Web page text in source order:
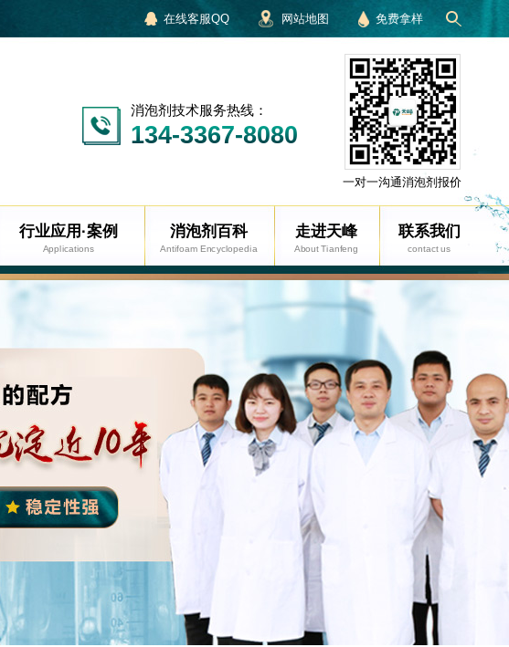
在线客服QQ 网站地图 免费拿样
消泡剂技术服务热线：
134-3367-8080
一对一沟通消泡剂报价
行业应用·案例
Applications
消泡剂百科
Antifoam Encyclopedia
走进天峰
About Tianfeng
联系我们
contact us